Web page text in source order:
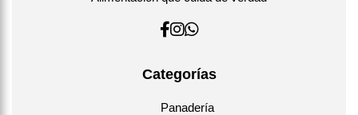
Categorías
Panadería